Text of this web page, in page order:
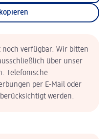
noch verfügbar. Wir bitten
über unser
Telefonische
per E-Mail oder
werden.